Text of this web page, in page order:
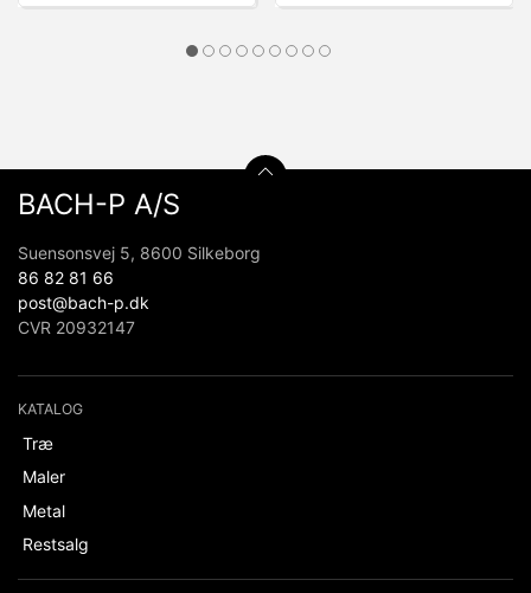
BACH-P A/S
Suensonsvej 5, 8600 Silkeborg
86 82 81 66
post@bach-p.dk
CVR 20932147
KATALOG
Træ
Maler
Metal
Restsalg